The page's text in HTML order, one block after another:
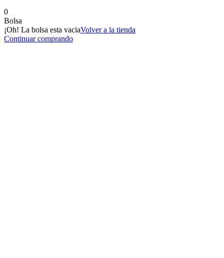
0
Bolsa
¡Oh! La bolsa esta vaciaVolver a la tienda
Continuar comprando